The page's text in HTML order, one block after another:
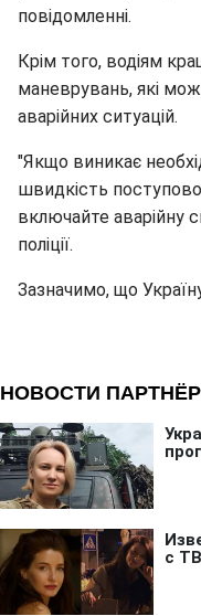
повідомленні.
Крім того, водіям
маневрувань, які
аварійних ситуацій.
"Якщо виникає
швидкість
включайте аварійну
поліції.
Зазначимо, що